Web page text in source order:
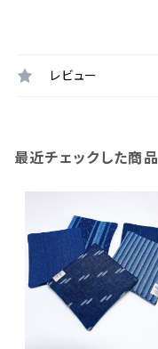
レビュー
最近チェックした商品